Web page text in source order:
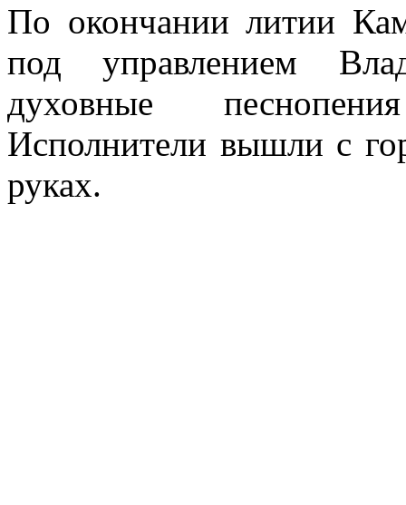
По окончании литии
под управлением
духовные
Исполнители вышли с
руках.